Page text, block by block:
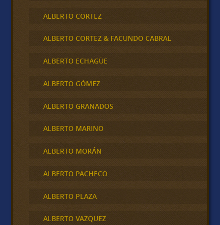
ALBERTO CORTEZ
ALBERTO CORTEZ & FACUNDO CABRAL
ALBERTO ECHAGÜE
ALBERTO GÓMEZ
ALBERTO GRANADOS
ALBERTO MARINO
ALBERTO MORÁN
ALBERTO PACHECO
ALBERTO PLAZA
ALBERTO VAZQUEZ